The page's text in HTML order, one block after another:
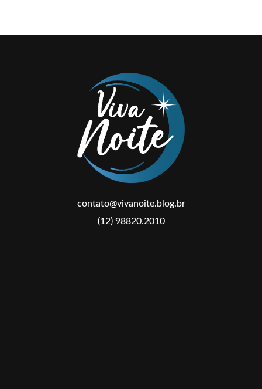
contato@vivanoite.blog.br
(12) 98820.2010